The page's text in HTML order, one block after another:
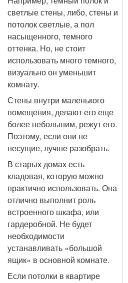
светлые стены, либо, стены и
потолок светлые, а пол
насыщенного, темного
оттенка. Но, не стоит
использовать много темного,
визуально он уменьшит
комнату.
Стены внутри маленького
помещения, делают его еще
более небольшим, режут его.
Поэтому, если они не
несущие, лучше разобрать.
В старых домах есть
кладовая, которую можно
практично использовать. Она
отлично выполнит роль
встроенного шкафа, или
гардеробной. Не будет
необходимости
устанавливать «большой
ящик» в основной комнате.
Если потолки в квартире